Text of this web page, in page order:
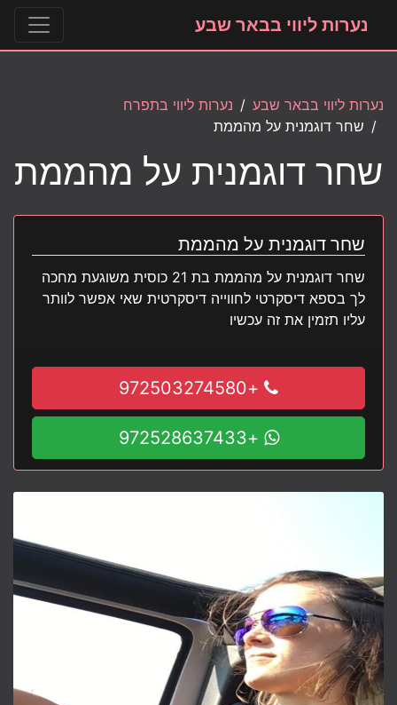
נערות ליווי בבאר שבע
נערות ליווי בבאר שבע
נערות ליווי בתפרח
שחר דוגמנית על מהממת
שחר דוגמנית על מהממת
שחר דוגמנית על מהממת
שחר דוגמנית על מהממת בת 21 כוסית משוגעת מחכה
לך בספא דיסקרטי לחווייה דיסקרטית שאי אפשר לוותר
עליו תזמין את זה עכשיו
+972503274580
+972528637433